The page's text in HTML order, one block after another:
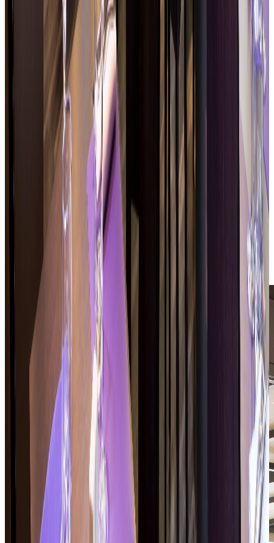
Proposte regolarmente rinnovate
Piatti adatti ai ritmi professionali